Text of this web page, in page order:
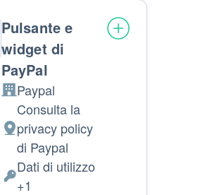
Pulsante e
widget di
PayPal
Azienda:
Paypal
Luogo del trattamento:
Consulta la
privacy policy
di Paypal
Dati Personali trattati:
Dati di utilizzo
+1